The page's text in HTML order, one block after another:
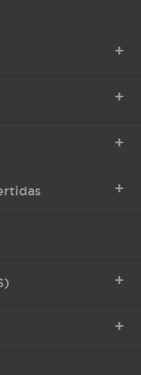
+
+
+
+
+
+